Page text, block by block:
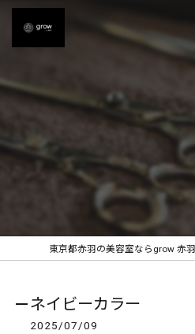
東京都赤羽の美容室ならgrow 赤羽
ネイビーカラー
2025/07/09